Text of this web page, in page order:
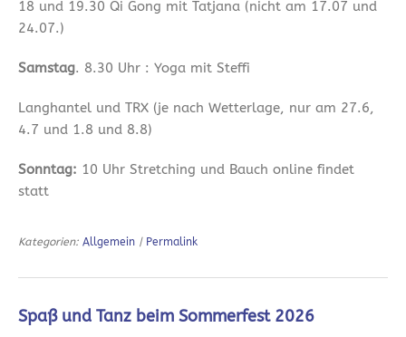
18 und 19.30 Qi Gong mit Tatjana (nicht am 17.07 und
24.07.)
Samstag. 8.30 Uhr : Yoga mit Steffi
Langhantel und TRX (je nach Wetterlage, nur am 27.6,
4.7 und 1.8 und 8.8)
Sonntag: 10 Uhr Stretching und Bauch online findet
statt
Kategorien: Allgemein | Permalink
Spaß und Tanz beim Sommerfest 2026